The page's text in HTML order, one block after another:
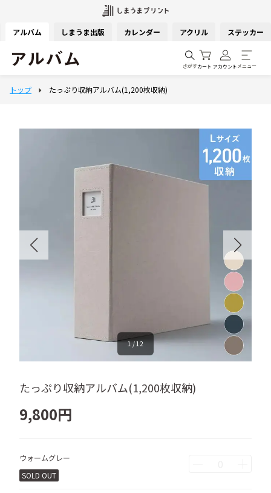
アルバム しまうま出版 カレンダー アクリル ステッカー
さがすカート アカウント メニュー
1/12
たっぷり収納アルバム(1,200枚収納)
9,800円
ウォームグレー
SOLD OUT